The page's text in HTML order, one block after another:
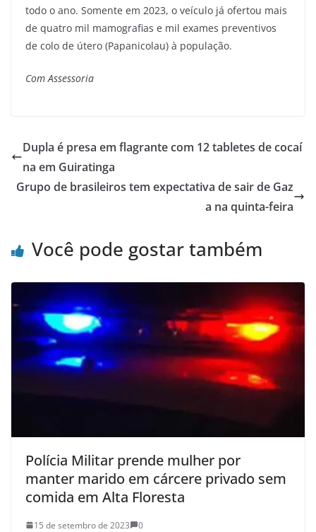
todo o ano. Somente em 2023, o veículo já ofertou mais
de quatro mil mamografias e mil exames preventivos
de colo de útero (Papanicolau) à população.
Com Assessoria
Dupla é presa em flagrante com 12 tabletes de cocaí
na em Guiratinga
Grupo de brasileiros tem expectativa de sair de Gaz
a na quinta-feira
Você pode gostar também
Polícia Militar prende mulher por
manter marido em cárcere privado sem
comida em Alta Floresta
15 de setembro de 2023 0